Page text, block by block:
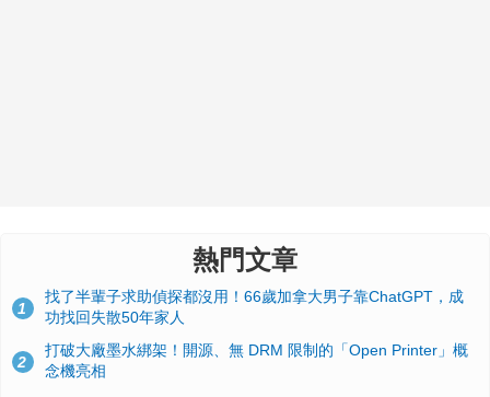
熱門文章
1
找了半輩子求助偵探都沒用！66歲加拿大男子靠ChatGPT，成
功找回失散50年家人
2
打破大廠墨水綁架！開源、無 DRM 限制的「Open Printer」概
念機亮相